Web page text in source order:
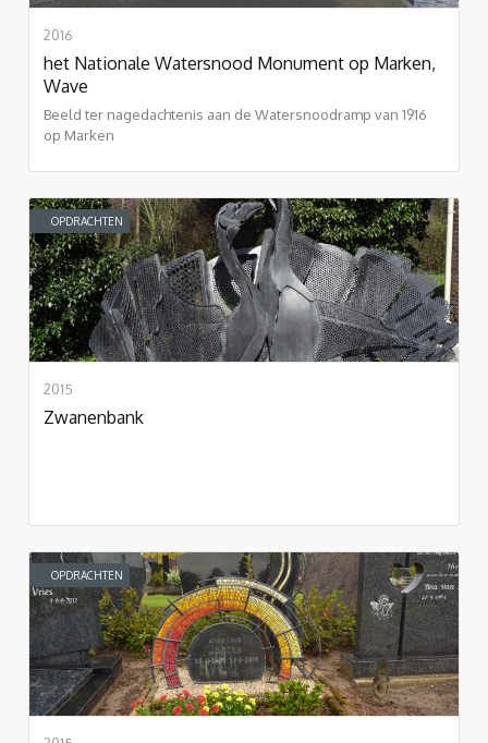
2016
het Nationale Watersnood Monument op Marken,
Wave
Beeld ter nagedachtenis aan de Watersnoodramp van 1916
op Marken
OPDRACHTEN
2015
Zwanenbank
OPDRACHTEN